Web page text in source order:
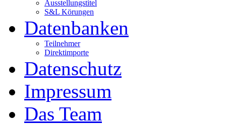
Ausstellungstitel
S&L Körungen
Datenbanken
Teilnehmer
Direktimporte
Datenschutz
Impressum
Das Team